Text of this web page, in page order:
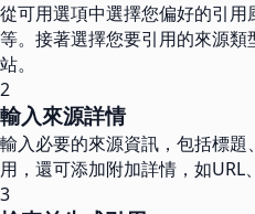
從可用選項中選擇您偏好的引
等。接著選擇您要引用的來源
站。
2
輸入來源詳情
輸入必要的來源資訊，包括標
用，還可添加附加詳情，如URL
3